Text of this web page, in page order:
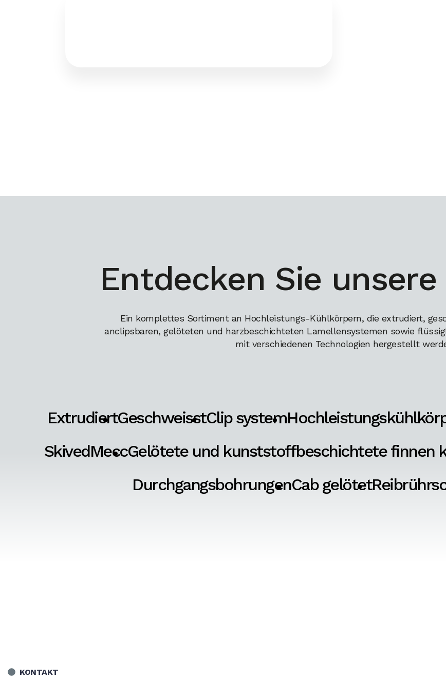
Entdecken Sie unsere
Ein komplettes Sortiment an Hochleistungs-Kühlkörpern, die extrudiert,
anclipsbaren, gelöteten und harzbeschichteten Lamellensystemen sowie
mit verschiedenen Technologien hergestellt
ExtrudiertGeschweisstClip system
SkivedMeccGelötete und kunststoffbeschichtete finnen
DurchgangsbohrungenCab gelötet
KONTAKT